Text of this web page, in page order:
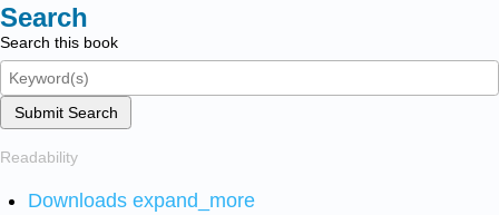
Search
Search this book
Submit Search
Readability
Downloads expand_more